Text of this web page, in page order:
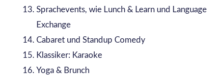
Sprachevents, wie Lunch & Learn und Language
Exchange
Cabaret und Standup Comedy
Klassiker: Karaoke
Yoga & Brunch